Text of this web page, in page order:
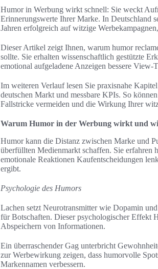
Humor in Werbung wirkt schnell: Sie weckt
Erinnerungswerte Ihrer Marke. In Deutschland
Jahren erfolgreich auf witzige
Dieser Artikel zeigt Ihnen, warum humor
sollte. Sie erhalten wissenschaftlich gestützte
emotional aufgeladene Anzeigen bessere
Im weiteren Verlauf lesen Sie praxisnahe
deutschen Markt und messbare KPIs. So
Fallstricke vermeiden und die Wirkung Ihrer
Warum Humor in der Werbung wirkt und
Humor kann die Distanz zwischen Marke und
überfüllten Medienmarkt schaffen. Sie erfahren
emotionale Reaktionen Kaufentscheidungen
ergibt.
Psychologie des Humors
Lachen setzt Neurotransmitter wie Dopamin
für Botschaften. Dieser psychologischer Effekt
Abspeichern von Informationen.
Ein überraschender Gag unterbricht
zur Werbewirkung zeigen, dass humorvolle
Markennamen verbessern.